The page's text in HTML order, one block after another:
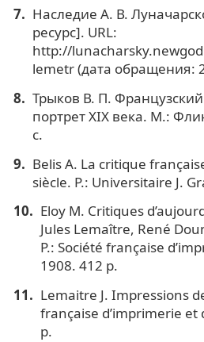
Наследие А. В.
ресурс]. URL:
http://
lemetr (дата обращения:
Трыков В. П.
портрет XIX века. М.:
с.
Belis A. La critique
siècle. P.: Universitaire J.
Eloy М. Critiques
Jules Lemaître, René
P.: Société française
1908. 412 p.
Lemaitre J. Impressions
française d’imprimerie et
р.